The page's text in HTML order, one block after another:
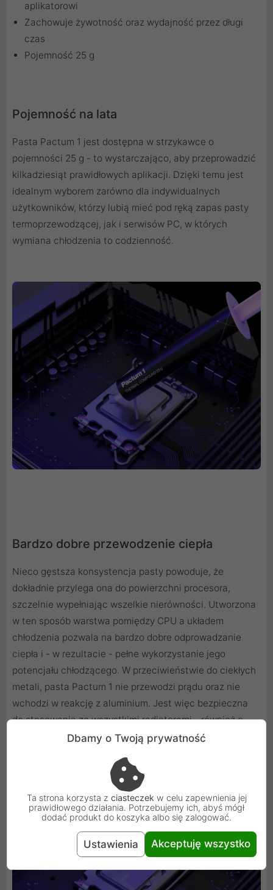
aplikatorowi
Zachowuje żywotność oraz wydajność przez długi
czas
Pojemność 25 g
Pojemność na lata
Pasta Pactum 1 jest dostępna w strzykawce o
pojemności 25 g - to wystarczająco, aby przeprowadzić
kilkadziesiąt prawidłowych aplikacji. Dzięki temu jest
idealnym wyborem zarówno dla indywidualnych
użytkowników, którzy lubią mieć pod ręką zapas pasty
termoprzewodzącej, jak i serwisów PC, w których
wymiana chłodzenia to codzienność.
Bardzo dobre przewodzenie ciepła
Nieco gęstsza konsystencja pasty powoduje, że
dokładnie przylega ona do powierzchni procesora,
szczelnie wypełniając wszelkie nierówności. Utworzona
w ten sposób warstwa pomiędzy CPU a układem
chłodzenia pozwala na bardzo dobre odprowadzanie
ciepła i - w rezultacie - pełne wykorzystanie jego
potencjału chłodzącego. W przeciwieństwie do ciekłych
metali, pasta Pactum 1 nie przewodzi prądu oraz nie
wchodzi w reakcję z aluminium. Jest więc bezpieczna
do stosowania ze wszystkimi radiatorami - również o
podstawie wykonanej z tego materiału.
Dbamy o Twoją prywatność
Ta strona korzysta z ciasteczek w celu zapewnienia jej
prawidłowego działania. Potrzebujemy ich, abyś mógł
dodać produkt do koszyka albo się zalogować.
Ustawienia Akceptuję wszystko